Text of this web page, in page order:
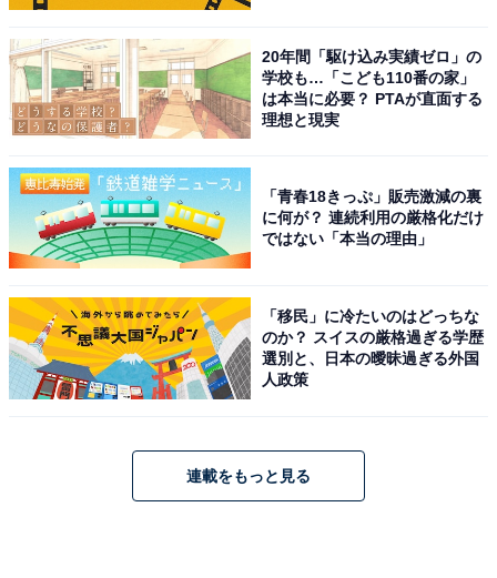
原鶴温泉 ホテルパーレンス小野屋（画像：「原鶴温泉 ホテルパーレンス小
「原鶴温泉 ホテルパーレンス小野屋」は創業140年を超
える老舗温泉宿です。2023年にはロビー・ラウンジや露
天風呂などがリニューアルされました。お風呂は、自然
「畳風呂（館内風呂）」で『美肌の湯』を堪能できま
す。食事は「メインダイニング けやき」や「レストラン
20年間「駆け込み実績ゼロ」の
学校も…「こども110番の家」
は本当に必要？ PTAが直面する
理想と現実
「青春18きっぷ」販売激減の裏
に何が？ 連続利用の厳格化だけ
ではない「本当の理由」
「移民」に冷たいのはどっちな
のか？ スイスの厳格過ぎる学歴
選別と、日本の曖昧過ぎる外国
人政策
連載をもっと見る